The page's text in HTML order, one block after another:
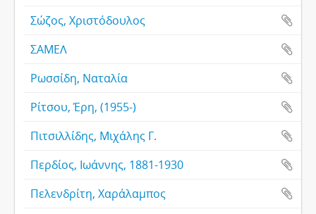
Σώζος, Χριστόδουλος
ΣΑΜΕΛ
Ρωσσίδη, Ναταλία
Ρίτσου, Έρη, (1955-)
Πιτσιλλίδης, Μιχάλης Γ.
Περδίος, Ιωάννης, 1881-1930
Πελενδρίτη, Χαράλαμπος